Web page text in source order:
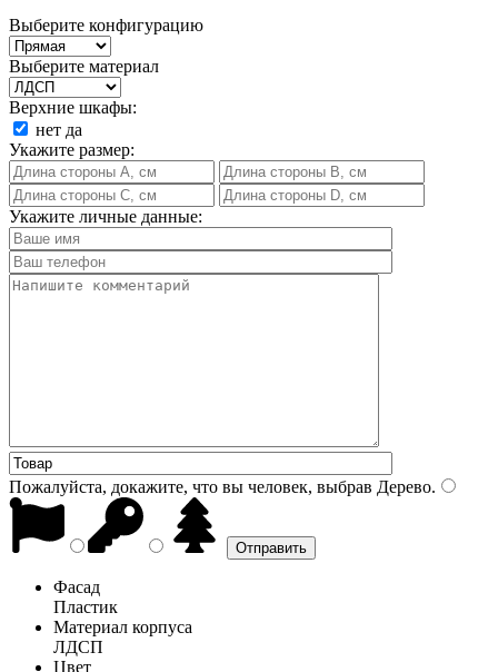
Выберите конфигурацию
Выберите материал
Верхние шкафы:
нет да
Укажите размер:
Укажите личные данные:
Пожалуйста, докажите, что вы человек, выбрав Дерево.
Фасад
Пластик
Материал корпуса
ЛДСП
Цвет